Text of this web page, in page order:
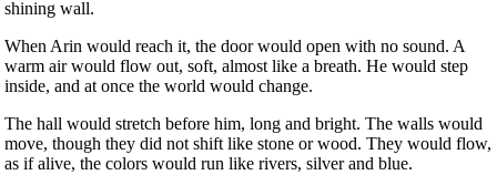
shining wall.
When Arin would reach it, the door would open with no sound. A
warm air would flow out, soft, almost like a breath. He would step
inside, and at once the world would change.
The hall would stretch before him, long and bright. The walls would
move, though they did not shift like stone or wood. They would flow,
as if alive, the colors would run like rivers, silver and blue.